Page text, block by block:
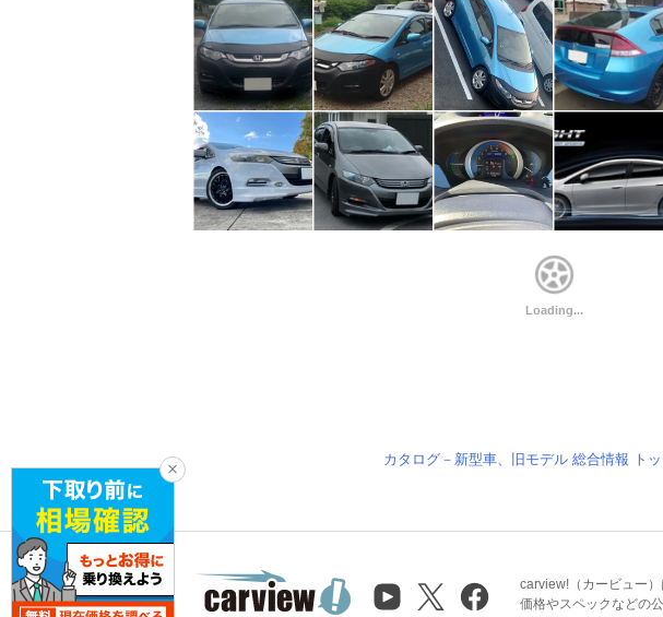
カタログ－新型車、旧モデル 総合情報 ト
carview!（カービュー
価格やスペックなどの